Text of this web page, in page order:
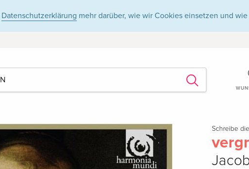
Datenschutzerklärung mehr darüber, wie wir Cookies einsetzen und
Schreibe